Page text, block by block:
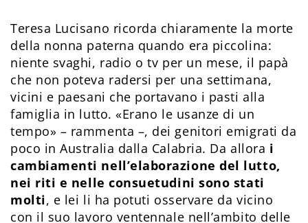
Teresa Lucisano ricorda chiaramente la morte
della nonna paterna quando era piccolina:
niente svaghi, radio o tv per un mese, il papà
che non poteva radersi per una settimana,
vicini e pae­sani che portavano i pasti alla
famiglia in lutto. «Erano le usanze di un
tempo» – rammenta –, dei genitori emigrati da
poco in Australia dalla Calabria. Da allora i
cambiamenti nell’elaborazione del lutto,
nei riti e nelle consuetudini sono stati
molti, e lei li ha potuti osservare da vicino
con il suo lavoro ventennale nell’ambito delle